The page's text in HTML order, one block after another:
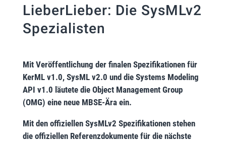
LieberLieber: Die SysMLv2
Spezialisten
Mit Veröffentlichung der finalen Spezifikationen für
KerML v1.0, SysML v2.0 und die Systems Modeling
API v1.0 läutete die Object Management Group
(OMG) eine neue MBSE-Ära ein.
Mit den offiziellen SysMLv2 Spezifikationen stehen
die offiziellen Referenzdokumente für die nächste